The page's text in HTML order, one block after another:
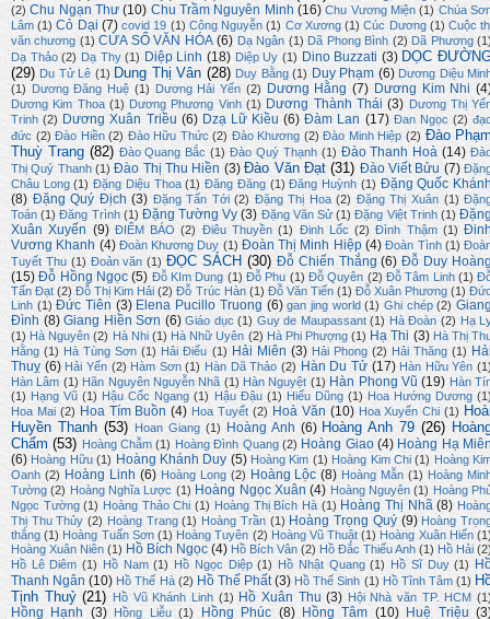
(2) Chu Ngạn Thư (10) Chu Trầm Nguyên Minh (16) Chu Vương Miện (1) Chúa
Lâm (1) Cỏ Dại (7) covid 19 (1) Công Nguyễn (1) Cơ Xương (1) Cúc Dương (1) Cuộc
văn chương (1) CỬA SỔ VĂN HÓA (6) Dạ Ngân (1) Dã Phong Bình (2) Dã Phương
Dạ Thảo (2) Dạ Thy (1) Diệp Linh (18) Diệp Uy (1) Dino Buzzati (3) DỌC
(29) Du Tử Lê (1) Dung Thị Vân (28) Duy Bằng (1) Duy Phạm (6) Dương Diệu
(1)
Dương Đăng Huệ (1) Dương Hải Yến (2) Dương Hằng (7) Dương Kim Nhi
Dương Kim Thoa (1) Dương Phương Vinh (1) Dương Thành Thái (3) Dương Thị
Trinh (2) Dương Xuân Triều (6) Dzạ Lữ Kiều (6) Đàm Lan (17) Đan Ngọc (2)
đức (2) Đào Hiền (2) Đào Hữu Thức (2) Đào Khương (2) Đào Minh Hiệp (2) Đào
Thuỳ Trang (82) Đào Quang Bắc (1) Đào Quý Thạnh (1) Đào Thanh Hoà (14)
Thị Quý Thanh (1) Đào Thị Thu Hiền (3) Đào Văn Đạt (31) Đào Viết Bửu (7)
Châu Long (1) Đặng Diệu Thoa (1) Đăng Đăng (1) Đăng Huỳnh (1) Đặng Quốc
(8) Đặng Quý Địch (3) Đặng Tấn Tới (2) Đặng Thị Hoa (2) Đặng Thị Xuân (1)
Toán (1) Đăng Trình (1) Đặng Tường Vy (3) Đặng Văn Sử (1) Đặng Việt Trinh (1)
Xuân Xuyến (9) ĐIỂM BÁO (2) Điêu Thuyền (1) Đinh Lốc (2) Đình Thậm (1)
Vương Khanh (4) Đoàn Khương Duy (1) Đoàn Thị Minh Hiệp (4) Đoàn Tình (1)
Tuyết Thu (1) Đoản văn (1) ĐỌC SÁCH (30) Đỗ Chiến Thắng (6) Đỗ Duy
(15) Đỗ Hồng Ngọc (5) Đỗ KIm Dung (1) Đỗ Phu (1) Đỗ Quyên (2) Đỗ Tâm Linh (1)
Tấn Đạt (2) Đỗ Thị Kim Hải (2) Đỗ Trúc Hàn (1) Đỗ Văn Tiến (1) Đỗ Xuân Phương (1)
Linh (1) Đức Tiên (3) Elena Pucillo Truong (6) gan jing world (1) Ghi chép (2)
Đình (8) Giang Hiền Sơn (6) Giáo dục (1) Guy de Maupassant (1) Hà Đoàn (2) Hạ
(1) Hà Nguyên (2) Hà Nhi (1) Hà Nhữ Uyên (2) Hà Phi Phượng (1) Hạ Thi (3) Hà Thị
Hằng (1) Hà Tùng Sơn (1) Hải Điểu (1) Hải Miên (3) Hải Phong (2) Hải Thăng (1)
Thuỵ (6) Hải Yến (2) Hàm Sơn (1) Hàn Dã Thảo (2) Hàn Du Tử (17) Hàn Hữu Yên
Hàn Lâm (1) Hãn Nguyên Nguyễn Nhã (1) Hàn Nguyệt (1) Hàn Phong Vũ (19) Hàn
(1) Hạng Vũ (1) Hậu Cốc Ngang (1) Hậu Đậu (1) Hiếu Dũng (1) Hoa Hướng Dương
Hoa Mai (2) Hoa Tím Buồn (4) Hoa Tuyết (2) Hoà Văn (10) Hoa Xuyến Chi (1)
Huyền Thanh (53) Hoan Giang (1) Hoàng Anh (6) Hoàng Anh 79 (26)
Chẩm (53) Hoàng Chẫm (1) Hoàng Đình Quang (2) Hoàng Giao (4) Hoàng Hạ
(6) Hoàng Hữu (1) Hoàng Khánh Duy (5) Hoàng Kim (1) Hoàng Kim Chi (1) Hoàng
Oanh (2) Hoàng Linh (6) Hoàng Long (2) Hoàng Lộc (8) Hoàng Mẫn (1) Hoàng
Tường (2) Hoàng Nghĩa Lược (1) Hoàng Ngọc Xuân (4) Hoàng Nguyên (1) Hoàng
Ngọc Tường (1) Hoàng Thảo Chi (1) Hoàng Thị Bích Hà (1) Hoàng Thị Nhã (8)
Thị Thu Thủy (2) Hoàng Trang (1) Hoàng Trần (1) Hoàng Trọng Quý (9) Hoàng
thắng (1) Hoàng Tuấn Sơn (1) Hoàng Tuyên (2) Hoàng Vũ Thuật (1) Hoàng Xuân Hiến
Hoàng Xuân Niên (1) Hồ Bích Ngọc (4) Hồ Bích Vân (2) Hồ Đắc Thiếu Anh (1) Hồ Hải
Hồ Lê Diêm (1) Hồ Nam (1) Hồ Ngọc Diệp (1) Hồ Nhật Quang (1) Hồ Sĩ Duy (1)
Thanh Ngân (10) Hồ Thế Hà (2) Hồ Thế Phất (3) Hồ Thế Sinh (1) Hồ Tĩnh Tâm (1)
Tịnh Thuỷ (21) Hồ Vũ Khánh Linh (1) Hồ Xuân Thu (3) Hội Nhà văn TP. HCM
Hồng Hạnh (3) Hồng Liễu (1) Hồng Phúc (8) Hồng Tâm (10) Huệ Triệu